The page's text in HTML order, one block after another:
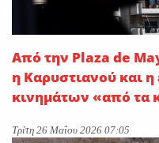
Από την Plaza de
η Καρυστιανού και
κινημάτων «από τα
Τρίτη 26 Μαΐου 2026 07:05